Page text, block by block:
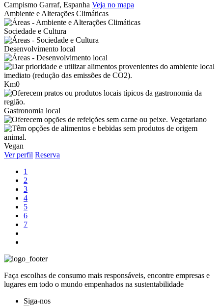
Campismo Garraf, Espanha Veja no mapa
Ambiente e Alterações Climáticas
Sociedade e Cultura
Desenvolvimento local
Km0
Gastronomia local
Vegetariano
Vegan
Ver perfil Reserva
1
2
3
4
5
6
7
Faça escolhas de consumo mais responsáveis, encontre empresas e
lugares em todo o mundo empenhados na sustentabilidade
Siga-nos